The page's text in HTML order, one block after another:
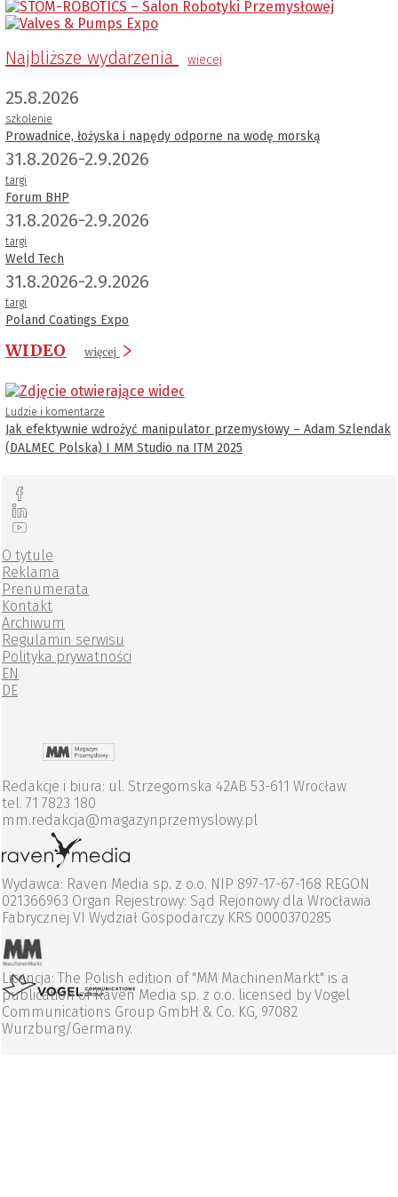
Najbliższe wydarzenia wiecej
25.8.2026
szkolenie
Prowadnice, łożyska i napędy odporne na wodę morską
31.8.2026-2.9.2026
targi
Forum BHP
31.8.2026-2.9.2026
targi
Weld Tech
31.8.2026-2.9.2026
targi
Poland Coatings Expo
WIDEO więcej
Ludzie i komentarze
Jak efektywnie wdrożyć manipulator przemysłowy – Adam Szlendak
(DALMEC Polska) I MM Studio na ITM 2025
O tytule
Reklama
Prenumerata
Kontakt
Archiwum
Regulamin serwisu
Polityka prywatności
EN
DE
Redakcje i biura: ul. Strzegomska 42AB 53-611 Wrocław
tel. 71 7823 180
mm.redakcja@magazynprzemyslowy.pl
Wydawca: Raven Media sp. z o.o. NIP 897-17-67-168 REGON
021366963 Organ Rejestrowy: Sąd Rejonowy dla Wrocławia
Fabrycznej VI Wydział Gospodarczy KRS 0000370285
Licencja: The Polish edition of "MM MachinenMarkt" is a
publication of Raven Media sp. z o.o. licensed by Vogel
Communications Group GmbH & Co. KG, 97082
Wurzburg/Germany.